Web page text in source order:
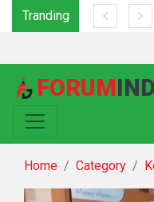
Tranding
FORUM
Home Category